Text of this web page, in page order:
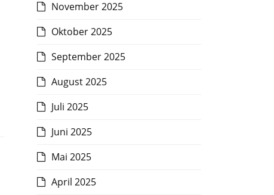
November 2025
Oktober 2025
September 2025
August 2025
Juli 2025
Juni 2025
Mai 2025
April 2025